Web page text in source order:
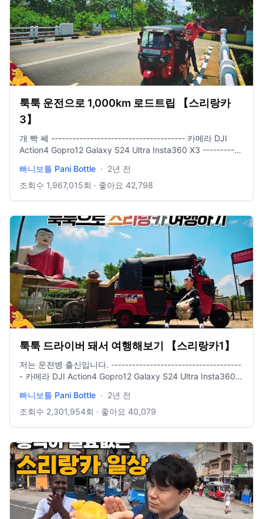
툭툭 운전으로 1,000km 로드트립 【스리랑카
3】
개 빡 쎄 -------------------------------------- 카메라 DJI
Action4 Gopro12 Galaxy S24 Ultra Insta360 X3 -----------
https://www.youtube.com/watch?v=VUMwoYPkrvI
Jahzzar - Dogs & Cats https://www.youtube.com/watch?
- No Control https://www.youtube.com/watch?
v=wAiatba_B6o Jahzzar - Wall
https://www.youtube.com/watch?v=z_KW7m2b8pE
빠니보틀 Pani Bottle · 2년 전
조회수 1,967,015회 · 좋아요 42,798
툭툭 드라이버 돼서 여행해보기 【스리랑카1】
저는 운전병 출신입니다. -------------------------------------
- 카메라 DJI Action4 Gopro12 Galaxy S24 Ultra Insta360
Italia 90 https://www.youtube.com/watch?v=4ttboDoleZs
Jahzzar - So Easy https://www.youtube.com/watch?
빠니보틀 Pani Bottle · 2년 전
조회수 2,301,954회 · 좋아요 40,079